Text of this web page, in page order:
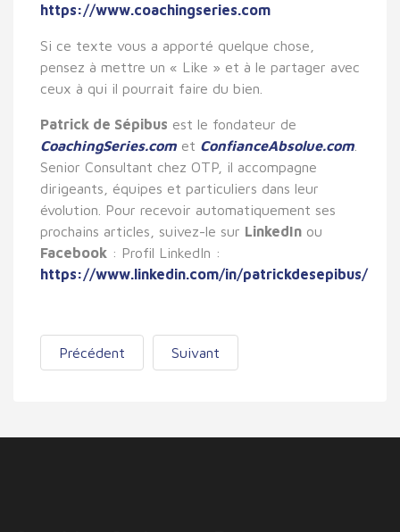
https://www.coachingseries.com
Si ce texte vous a apporté quelque chose,
pensez à mettre un « Like » et à le partager avec
ceux à qui il pourrait faire du bien.
Patrick de Sépibus est le fondateur de
CoachingSeries.com et ConfianceAbsolue.com
Senior Consultant chez OTP, il accompagne
dirigeants, équipes et particuliers dans leur
évolution. Pour recevoir automatiquement ses
prochains articles, suivez-le sur LinkedIn ou
Facebook : Profil LinkedIn :
https://www.linkedin.com/in/patrickdesepibus/
Précédent Suivant